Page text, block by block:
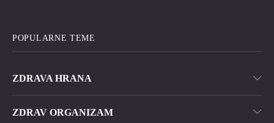
POPULARNE TEME
ZDRAVA HRANA
ZDRAV ORGANIZAM